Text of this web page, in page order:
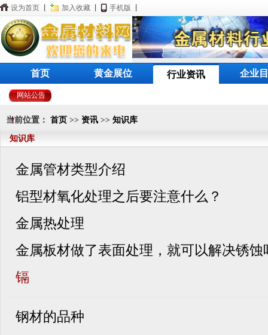
设为首页 加入收藏 手机版
首页 黄金展位 行业资讯 企业
网站公告
当前位置： 首页 >> 资讯 >> 知识库
知识库
金属管材类型介绍
铝型材氧化处理之后要注意什么？
金属热处理
金属板材做了表面处理，就可以解决锈蚀
镉
钢材的品种